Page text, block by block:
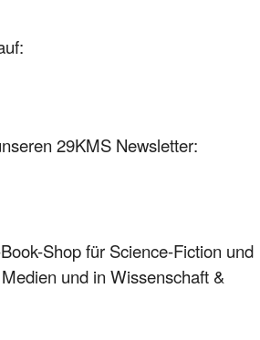
29KMS Newsletter:
Shop für Science-Fiction und
und in Wissenschaft &